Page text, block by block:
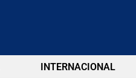
INTERNACIONAL